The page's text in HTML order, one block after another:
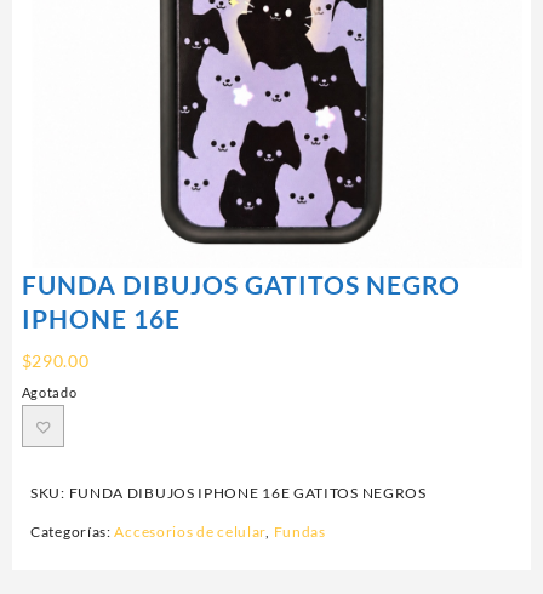
FUNDA DIBUJOS GATITOS NEGRO
IPHONE 16E
$290.00
Agotado
SKU: FUNDA DIBUJOS IPHONE 16E GATITOS NEGROS
Categorías:Accesorios de celular, Fundas